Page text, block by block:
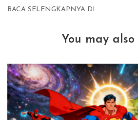
BACA SELENGKAPNYA DI…
You may also